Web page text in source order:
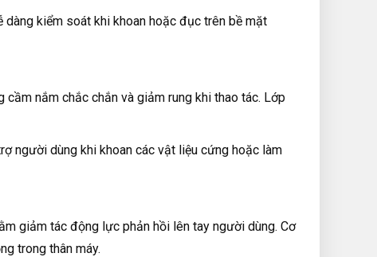
kiểm soát khi khoan hoặc đục trên bề mặt
nắm chắc chắn và giảm rung khi thao tác. Lớp
người dùng khi khoan các vật liệu cứng hoặc làm
giảm tác động lực phản hồi lên tay người dùng. Cơ
trong thân máy.